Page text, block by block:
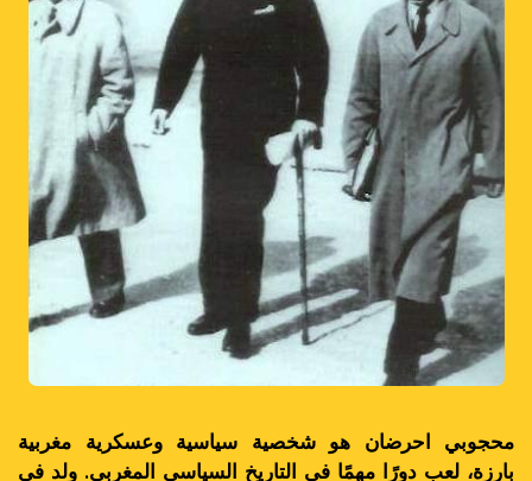
محجوبي احرضان هو شخصية سياسية وعسكرية مغربية
بارزة، لعب دورًا مهمًا في التاريخ السياسي المغربي. ولد في